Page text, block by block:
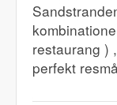
restaurang )
perfekt